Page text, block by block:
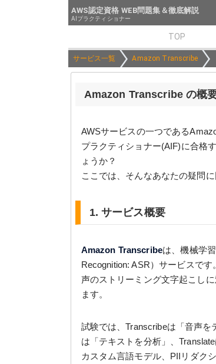
AWS認定資格 WEB問題集＆徹底解説
AIプラクティショナー
TOP
サービス一覧 Amazon Transcribe
Amazon Transcribe の概
AWSサービスの一つである
プラクティショナー(AIF)に合格
ょうか？
ここでは、そんなあなたの疑問
1. サービス概要
Amazon Transcribeは、機械学
Recognition: ASR）サービスで
声のストリーミング文字起こし
ます。
試験では、Transcribeは「音声
は「テキストを分析」、
カスタム言語モデル、PIIリダク